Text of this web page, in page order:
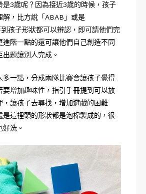
是3歲呢？因為接近3歲的時候，孩子
解，比方說「ABAB」或是
到孩子形狀都可以辨認，即可請他們完
進階一點的還可讓他們自己創造不同
題讓別人完成。
多一點，分成兩隊比賽會讓孩子覺得
要增加趣味性，指引手冊提到可以放
，讓孩子去尋找，增加遊戲的困難
是這裡頭的形狀都是泡棉製成的，很
洗。